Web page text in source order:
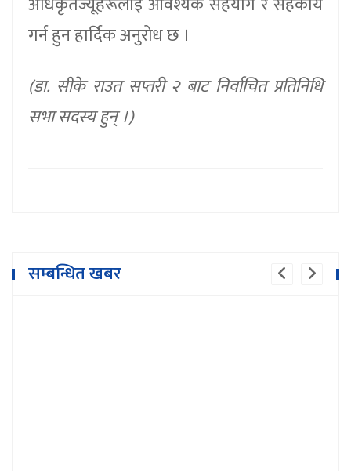
गर्न हुन हार्दिक अनुरोध छ ।
(डा. सीके राउत सप्तरी २ बाट निर्वाचित प्रतिनिधि
सभा सदस्य हुन् ।)
सम्बन्धित खबर